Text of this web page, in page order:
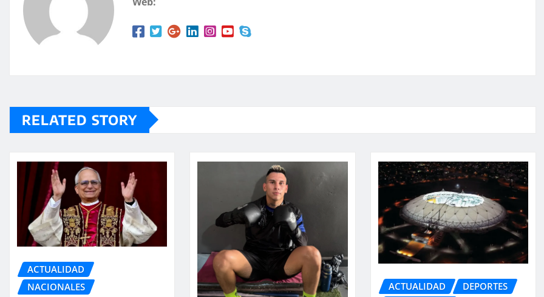
p
RELATED STORY
ACTUALIDAD
NACIONALES
ACTUALIDAD
DEPORTES